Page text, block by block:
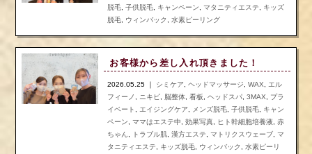
脱毛 ,子供脱毛 キャンペーン ,マタニティエステ
キッズ
脱毛
ウィンバック ,水素ピーリング
お客様から差し入れ頂きました！
2026.05.25 ｜ シミケア ,ヘッドマッサージ ,WAX
エル
フィーノ
ニキビ 脳整体 ,看板 ,ヘッドスパ ,3MAX
プラ
イベート
エイジングケア メンズ脱毛 ,子供脱毛
キャン
ペーン
,ママはエステ中 ,効果写真 ヒト幹細胞培養液 ,赤
ちゃん
トラブル肌 ,漢方エステ ,マトリクスウェーブ ,マ
タニティエステ
キッズ脱毛 ウィンバック ,水素ピーリ